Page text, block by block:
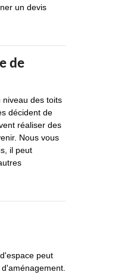
un devis
de
des toits
décident de
réaliser des
Nous vous
il peut
peut